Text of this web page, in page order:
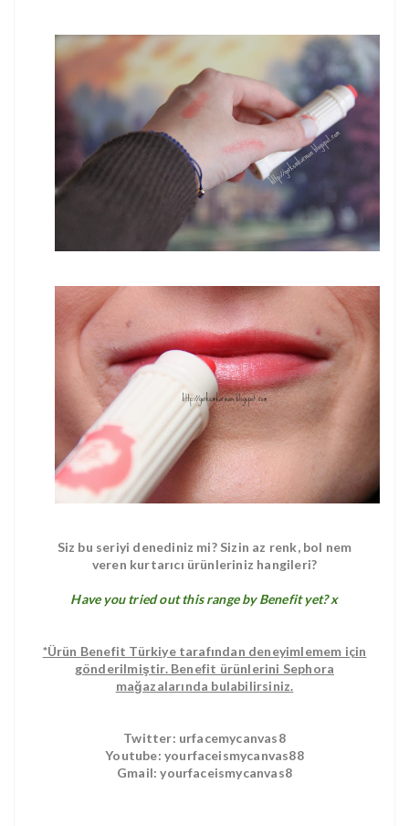
Siz bu seriyi denediniz mi? Sizin az renk, bol nem
veren kurtarıcı ürünleriniz hangileri?
Have you tried out this range by Benefit yet? x
*Ürün Benefit Türkiye tarafından deneyimlemem için
gönderilmiştir. Benefit ürünlerini Sephora
mağazalarında bulabilirsiniz.
Twitter: urfacemycanvas8
Youtube: yourfaceismycanvas88
Gmail: yourfaceismycanvas8